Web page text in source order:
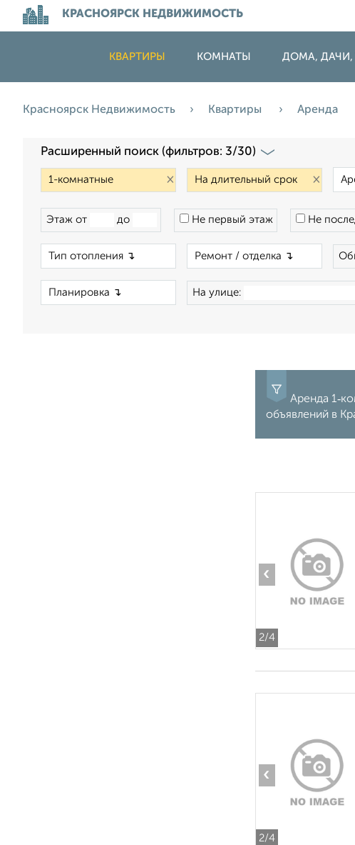
КРАСНОЯРСК НЕДВИЖИМОСТЬ
КВАРТИРЫ КОМНАТЫ ДОМА, ДАЧИ,
Красноярск Недвижимость Квартиры Аренда
Расширенный поиск (фильтров: 3/30)
× ×
Этаж от до Не первый этаж Не
На улице:
Аренда
объявлений в
2/4
‹
2/4
‹